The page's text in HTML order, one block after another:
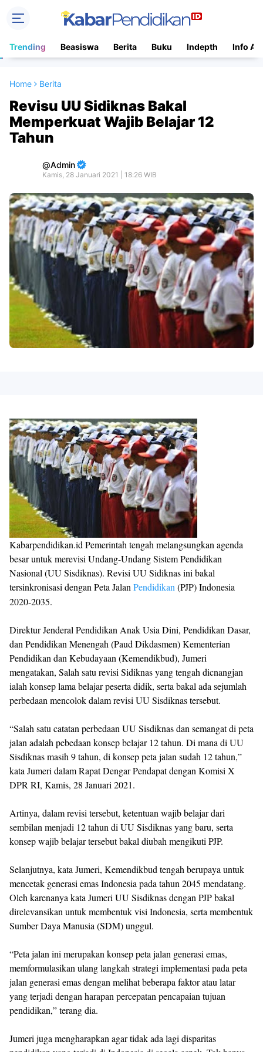
Trending Beasiswa Berita Buku Indepth Info
Home Berita
Revisu UU Sidiknas Bakal
Memperkuat Wajib Belajar 12
Tahun
Admin
Kamis, 28 Januari 2021 | 18:26 WIB
Kabarpendidikan.id Pemerintah tengah melangsungkan agenda
besar untuk merevisi Undang-Undang Sistem Pendidikan
Nasional (UU Sisdiknas). Revisi UU Sidiknas ini bakal
tersinkronisasi dengan Peta Jalan Pendidikan (PJP) Indonesia
2020-2035.
Direktur Jenderal Pendidikan Anak Usia Dini, Pendidikan Dasar,
dan Pendidikan Menengah (Paud Dikdasmen) Kementerian
Pendidikan dan Kebudayaan (Kemendikbud), Jumeri
mengatakan, Salah satu revisi Sidiknas yang tengah dicnangjan
ialah konsep lama belajar peserta didik, serta bakal ada sejumlah
perbedaan mencolok dalam revisi UU Sisdiknas tersebut.
“Salah satu catatan perbedaan UU Sisdiknas dan semangat di peta
jalan adalah pebedaan konsep belajar 12 tahun. Di mana di UU
Sisdiknas masih 9 tahun, di konsep peta jalan sudah 12 tahun,”
kata Jumeri dalam Rapat Dengar Pendapat dengan Komisi X
DPR RI, Kamis, 28 Januari 2021.
Artinya, dalam revisi tersebut, ketentuan wajib belajar dari
sembilan menjadi 12 tahun di UU Sisdiknas yang baru, serta
konsep wajib belajar tersebut bakal diubah mengikuti PJP.
Selanjutnya, kata Jumeri, Kemendikbud tengah berupaya untuk
mencetak generasi emas Indonesia pada tahun 2045 mendatang.
Oleh karenanya kata Jumeri UU Sisdiknas dengan PJP bakal
direlevansikan untuk membentuk visi Indonesia, serta membentuk
Sumber Daya Manusia (SDM) unggul.
“Peta jalan ini merupakan konsep peta jalan generasi emas,
memformulasikan ulang langkah strategi implementasi pada peta
jalan generasi emas dengan melihat beberapa faktor atau latar
yang terjadi dengan harapan percepatan pencapaian tujuan
pendidikan,” terang dia.
Jumeri juga mengharapkan agar tidak ada lagi disparitas